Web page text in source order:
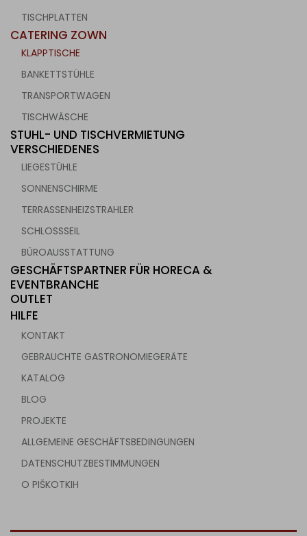
TISCHPLATTEN
CATERING ZOWN
KLAPPTISCHE
BANKETTSTÜHLE
TRANSPORTWAGEN
TISCHWÄSCHE
STUHL- UND TISCHVERMIETUNG
VERSCHIEDENES
LIEGESTÜHLE
SONNENSCHIRME
TERRASSENHEIZSTRAHLER
SCHLOSSSEIL
BÜROAUSSTATTUNG
GESCHÄFTSPARTNER FÜR HORECA &
EVENTBRANCHE
OUTLET
HILFE
KONTAKT
GEBRAUCHTE GASTRONOMIEGERÄTE
KATALOG
BLOG
PROJEKTE
ALLGEMEINE GESCHÄFTSBEDINGUNGEN
DATENSCHUTZBESTIMMUNGEN
O PIŠKOTKIH